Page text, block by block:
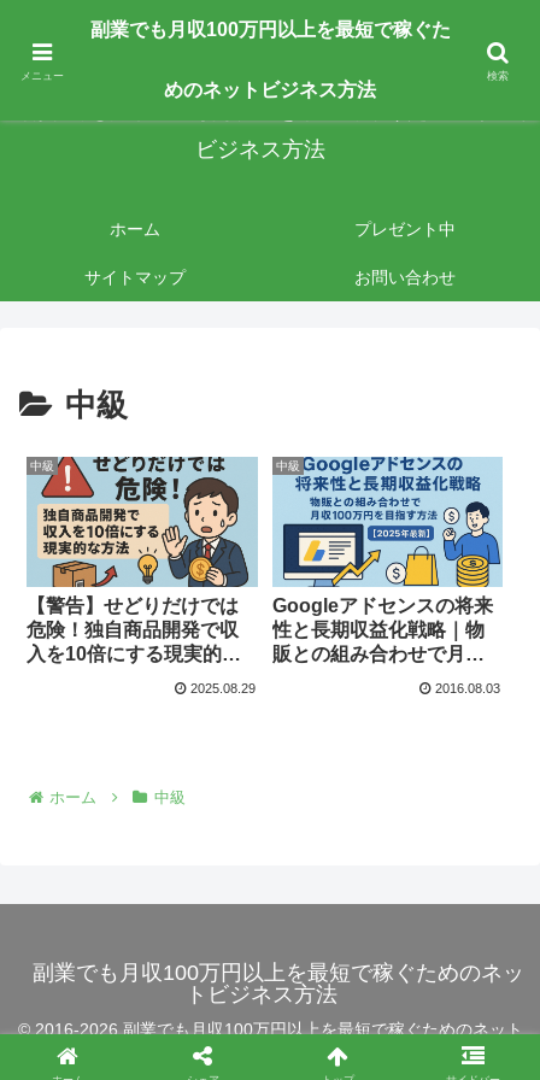
副業で月収100万円以上を最短最速で目指す人向けです。ネットビジネスで稼
ビジネス方法
ホーム プレゼント中
サイトマップ お問い合わせ
中級
中級
【警告】せどりだけでは
危険！独自商品開発で収
入を10倍にする現実的な
2025.08.29
中級
Googleアドセンスの将来
性と長期収益化戦略｜物
販との組み合わせで月収
100万円を目指す方法
2016.08.03
ホーム 中級
副業でも月収100万円以上を最短で稼ぐためのネッ
トビジネス方法
© 2016-2026 副業でも月収100万円以上を最短で稼ぐためのネット
メニュー
副業でも月収100万円以上を最短で稼ぐた
めのネットビジネス方法
検索